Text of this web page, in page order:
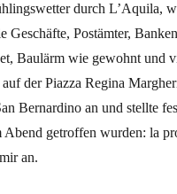
durch L’Aquila,
Geschäfte, Postämter,
Baulärm wie gewohnt und
der Piazza Regina
Bernardino an und stellte
getroffen wurden: la
an.